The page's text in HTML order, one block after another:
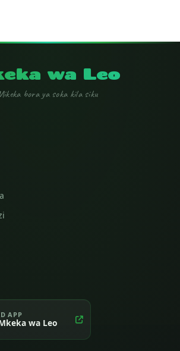
wa Leo
bora ya soka kila siku
APP
wa Leo